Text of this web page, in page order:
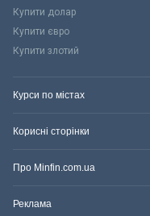
Купити долар
Купити євро
Купити злотий
Курси по містах
Корисні сторінки
Про Minfin.com.ua
Реклама